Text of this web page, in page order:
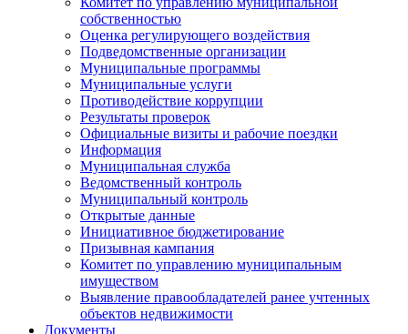
собственностью
Оценка регулирующего воздействия
Подведомственные организации
Муниципальные программы
Муниципальные услуги
Противодействие коррупции
Результаты проверок
Официальные визиты и рабочие поездки
Информация
Муниципальная служба
Ведомственный контроль
Муниципальный контроль
Открытые данные
Инициативное бюджетирование
Призывная кампания
Комитет по управлению муниципальным
имуществом
Выявление правообладателей ранее учтенных
объектов недвижимости
Документы